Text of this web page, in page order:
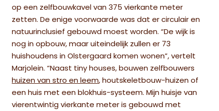
op een zelfbouwkavel van 375 vierkante meter
zetten. De enige voorwaarde was dat er circulair en
natuurinclusief gebouwd moest worden. “De wijk is
nog in opbouw, maar uiteindelijk zullen er 73
huishoudens in Olstergaard komen wonen”, vertelt
Marjolein. “Naast tiny houses, bouwen zelfbouwers
huizen van stro en leem, houtskeletbouw-huizen of
een huis met een blokhuis-systeem. Mijn huisje van
vierentwintig vierkante meter is gebouwd met